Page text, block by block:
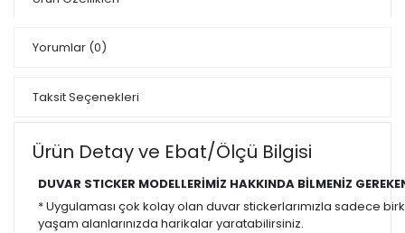
Yorumlar (0)
Taksit Seçenekleri
Ürün Detay ve Ebat/Ölçü Bilgisi
DUVAR STICKER MODELLERİMİZ HAKKINDA BİLMENİZ
* Uygulaması çok kolay olan duvar stickerlarımızla sadece
yaşam alanlarınızda harikalar yaratabilirsiniz.